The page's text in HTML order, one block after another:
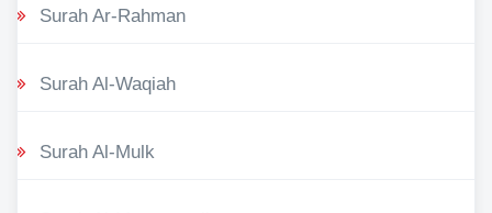
Surah Ar-Rahman
Surah Al-Waqiah
Surah Al-Mulk